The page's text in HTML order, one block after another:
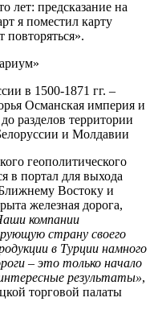
лет: предсказание на
я поместил карту
в 1500-1871 гг. –
Османская империя и
разделов территории
и Молдавии
геополитического
в портал для выхода
Востоку и
железная дорога,
компании
страну своего
в Турции намного
– это только начало
результаты»,
торговой палаты